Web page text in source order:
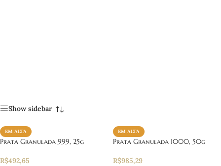
Show sidebar
EM ALTA
Prata Granulada 999, 25g
R$492,65
EM ALTA
Prata Granulada 1000, 50g
R$985,29